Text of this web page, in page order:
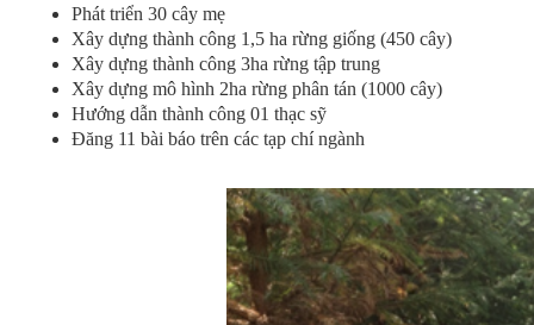
Phát triển 30 cây mẹ
Xây dựng thành công 1,5 ha rừng giống (450 cây)
Xây dựng thành công 3ha rừng tập trung
Xây dựng mô hình 2ha rừng phân tán (1000 cây)
Hướng dẫn thành công 01 thạc sỹ
Đăng 11 bài báo trên các tạp chí ngành